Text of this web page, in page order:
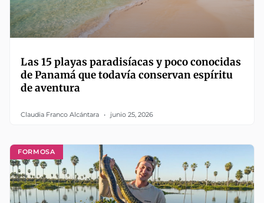
Las 15 playas paradisíacas y poco conocidas
de Panamá que todavía conservan espíritu
de aventura
Claudia Franco Alcántara junio 25, 2026
FORMOSA